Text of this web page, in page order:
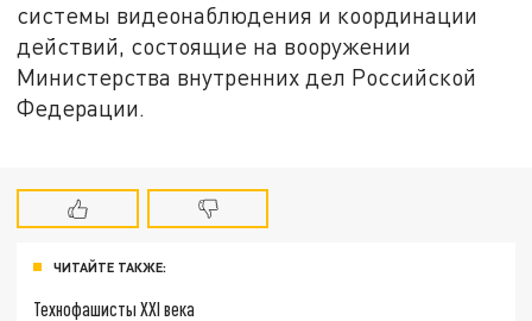
системы видеонаблюдения и координации
действий, состоящие на вооружении
Министерства внутренних дел Российской
Федерации.
ЧИТАЙТЕ ТАКЖЕ:
Технофашисты XXI века